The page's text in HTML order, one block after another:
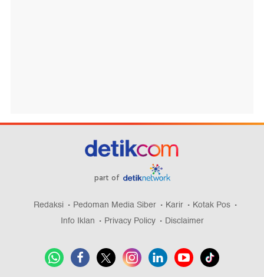
part of
Redaksi Pedoman Media Siber Karir
Kotak Pos
Info Iklan
Privacy Policy Disclaimer